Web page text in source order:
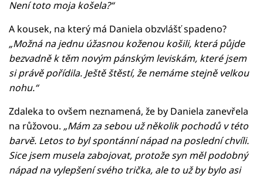
Není toto moja košela?“
A kousek, na který má Daniela obzvlášť spadeno?
„Možná na jednu úžasnou koženou košili, která půjde
bezvadně k těm novým pánským leviskám, které jsem
si právě pořídila. Ještě štěstí, že nemáme stejně velkou
nohu.“
Zdaleka to ovšem neznamená, že by Daniela zanevřela
na růžovou. „Mám za sebou už několik pochodů v této
barvě. Letos to byl spontánní nápad na poslední chvíli.
Sice jsem musela zabojovat, protože syn měl podobný
nápad na vylepšení svého trička, ale to už by bylo asi